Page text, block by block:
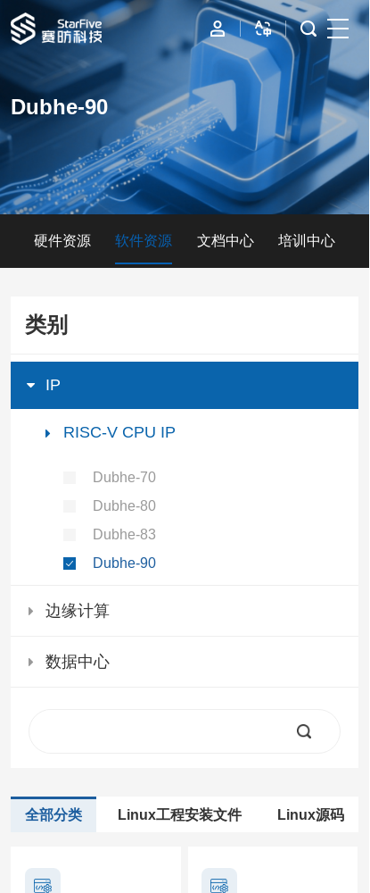
首页
IP
边缘计算
数据中心
资源与支持
Dubhe-90
硬件资源 软件资源 文档中心 培训中心
类别
IP
RISC-V CPU IP
Dubhe-70
Dubhe-80
Dubhe-83
Dubhe-90
边缘计算
数据中心
全部分类 Linux工程安装文件 Linux源码